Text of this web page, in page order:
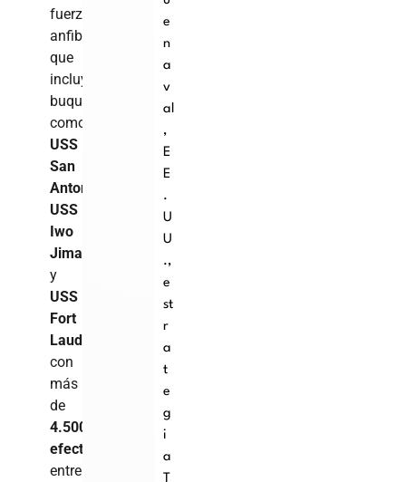
fuerza
anfibia
que
incluye
buques
como
USS
San
Antonio
USS
Iwo
Jima
y
USS
Fort
Lauderdale
con
más
de
4.500
efectivos
entre
e
n
a
v
al
,
E
E
.
U
U
.,
e
st
r
a
t
e
g
i
a